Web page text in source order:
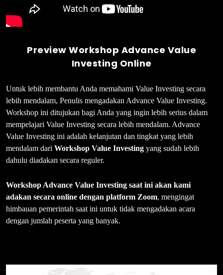
Preview Workshop Advance Value
Investing Online
Untuk lebih membantu Anda memahami Value Investing secara
lebih mendalam, Penulis mengadakan Advance Value Investing.
Workshop ini ditujukan bagi Anda yang ingin lebih serius dalam
mempelajari Value Investing secara lebih mendalam. Advance
Value Investing ini adalah kelanjutan dan tingkat yang lebih
mendalam dari Workshop Value Investing yang sudah lebih
dahulu diadakan secara reguler.
Workshop Advance Value Investing saat ini akan kami
adakan secara online dengan platform Zoom, mengingat
himbauan pemerintah saat ini untuk tidak mengadakan acara
dengan jumlah peserta yang banyak.